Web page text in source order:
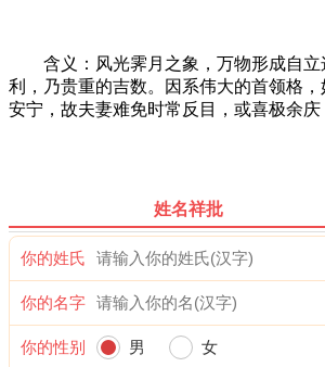
含义：风光霁月之象，万物形成自立
利，乃贵重的吉数。因系伟大的首领格
安宁，故夫妻难免时常反目，或喜极余
姓名祥批
你的姓氏
你的名字
你的性别 男 女